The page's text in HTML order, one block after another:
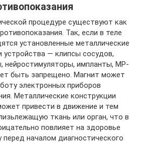
процедуре существуют как
Так, если в теле
установленные металлические
устройства — клипсы сосудов,
нейростимуляторы, импланты, МР-
быть запрещено. Магнит может
электронных приборов
Металлические конструкции
привести в движение и тем
ткань или орган, что в
повлияет на здоровье
началом диагностического